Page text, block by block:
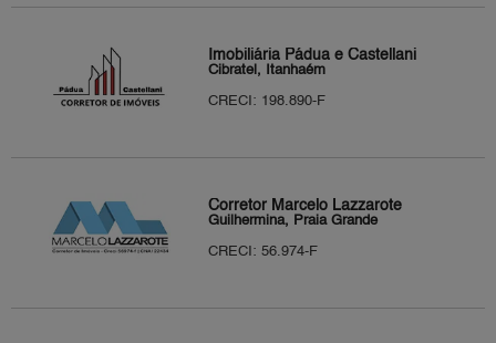
Imobiliária Pádua e Castellani
Cibratel, Itanhaém
CRECI: 198.890-F
Corretor Marcelo Lazzarote
Guilhermina, Praia Grande
CRECI: 56.974-F